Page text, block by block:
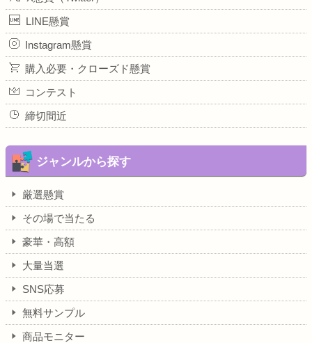
LINE懸賞
Instagram懸賞
購入必要・クローズド懸賞
コンテスト
締切間近
ジャンルから探す
厳選懸賞
その場で当たる
豪華・高額
大量当選
SNS応募
無料サンプル
商品モニター